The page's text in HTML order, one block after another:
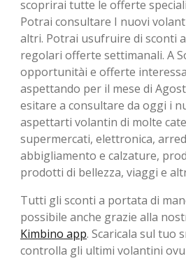
scoprirai tutte le offerte
Potrai consultare I nuovi
altri. Potrai usufruire di sconti
regolari offerte settimanali. A
opportunitài e offerte
aspettando per il mese di
esitare a consultare da oggi i
aspettarti volantin di molte
supermercati, elettronica,
abbigliamento e calzature,
prodotti di bellezza, viaggi e
Tutti gli sconti a portata di
possibile anche grazie alla
Kimbino app. Scaricala sul tuo
controlla gli ultimi volantini